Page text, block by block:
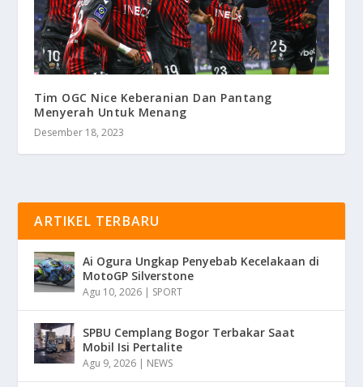
Tim OGC Nice Keberanian Dan Pantang
Menyerah Untuk Menang
Desember 18, 2023
ARTIKEL TERBARU
Ai Ogura Ungkap Penyebab Kecelakaan di
MotoGP Silverstone
Agu 10, 2026 | SPORT
SPBU Cemplang Bogor Terbakar Saat
Mobil Isi Pertalite
Agu 9, 2026 | NEWS